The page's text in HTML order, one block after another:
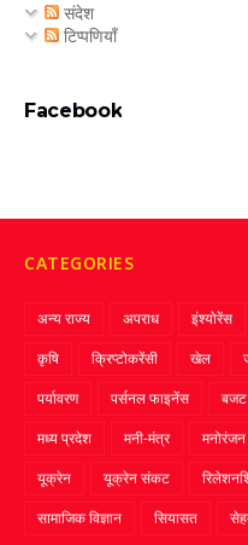
संदेश
टिप्पणियाँ
Facebook
CATEGORIES
अन्य राज्य अपराध इंश्योरेंस
कृषि
क्रिप्‍टोकरेंसी खेल
पर्यावरण
पर्सनल फाइनेंस
मध्य प्रदेश
मनी-मंत्र मनोरंजन
यूक्रेन
यूक्रेन संकट
सामाजिक विज्ञान
सियासत